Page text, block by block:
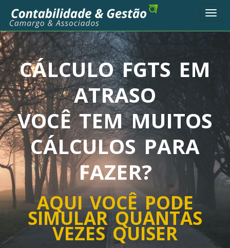
CÁLCULO FGTS EM
ATRASO
VOCÊ TEM MUITOS
CÁLCULOS PARA
FAZER?
AQUI VOCÊ PODE
SIMULAR QUANTAS
VEZES QUISER